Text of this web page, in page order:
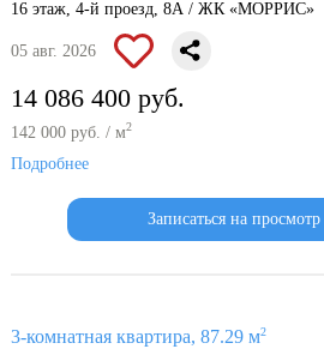
16 этаж, 4-й проезд, 8А / ЖК «МОРРИС»
05 авг. 2026
14 086 400 руб.
142 000 руб. / м2
Подробнее
Записаться на просмотр
3-комнатная квартира, 87.29 м2